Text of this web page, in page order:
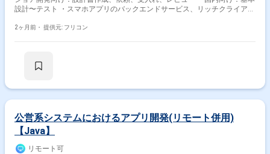
設計〜テスト ・スマホアプリのバックエンドサービス、リッチクライアン
2ヶ月前・ 提供元: フリコン
公営系システムにおけるアプリ開発(リモート併用)
【Java】
リモート可